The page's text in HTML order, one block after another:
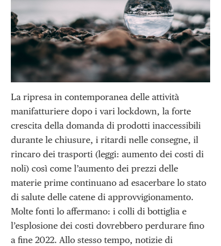
La ripresa in contemporanea delle attività
manifatturiere dopo i vari lockdown, la forte
crescita della domanda di prodotti inaccessibili
durante le chiusure, i ritardi nelle consegne, il
rincaro dei trasporti (leggi: aumento dei costi di
noli) così come l’aumento dei prezzi delle
materie prime continuano ad esacerbare lo stato
di salute delle catene di approvvigionamento.
Molte fonti lo affermano: i colli di bottiglia e
l’esplosione dei costi dovrebbero perdurare fino
a fine 2022. Allo stesso tempo, notizie di